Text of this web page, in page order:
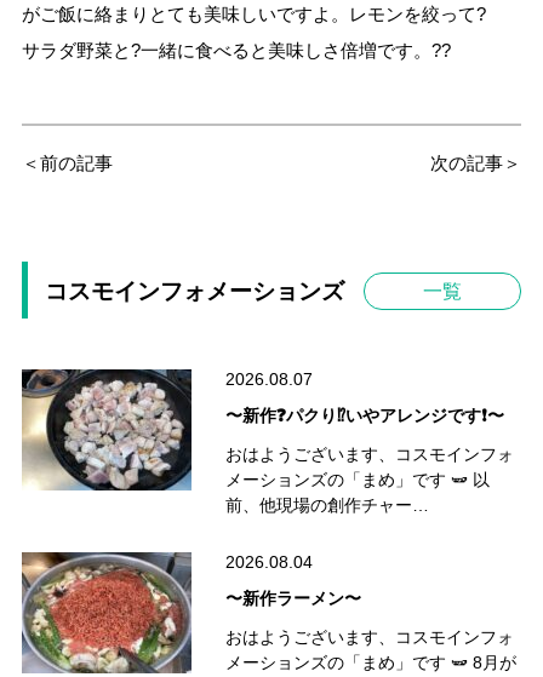
がご飯に絡まりとても美味しいですよ。レモンを絞って?
サラダ野菜と?一緒に食べると美味しさ倍増です。??
＜前の記事 次の記事＞
コスモインフォメーションズ 一覧
2026.08.07
〜新作❓パクり⁉️いやアレンジです❗️〜
おはようございます、コスモインフォ
メーションズの「まめ」です 🫛 以
前、他現場の創作チャー…
2026.08.04
〜新作ラーメン〜
おはようございます、コスモインフォ
メーションズの「まめ」です 🫛 8月が